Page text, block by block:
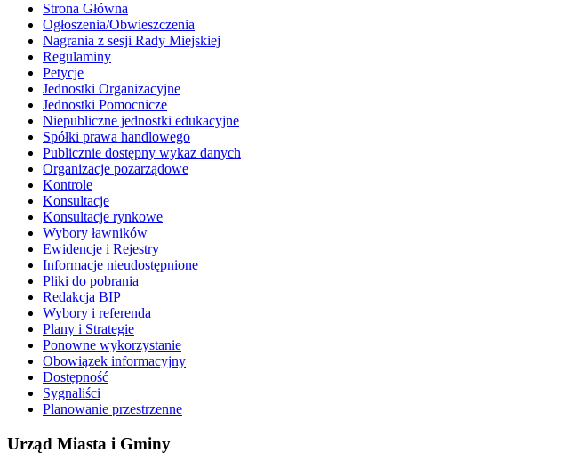
Strona Główna
Ogłoszenia/Obwieszczenia
Nagrania z sesji Rady Miejskiej
Regulaminy
Petycje
Jednostki Organizacyjne
Jednostki Pomocnicze
Niepubliczne jednostki edukacyjne
Spółki prawa handlowego
Publicznie dostępny wykaz danych
Organizacje pozarządowe
Kontrole
Konsultacje
Konsultacje rynkowe
Wybory ławników
Ewidencje i Rejestry
Informacje nieudostępnione
Pliki do pobrania
Redakcja BIP
Wybory i referenda
Plany i Strategie
Ponowne wykorzystanie
Obowiązek informacyjny
Dostępność
Sygnaliści
Planowanie przestrzenne
Urząd Miasta i Gminy